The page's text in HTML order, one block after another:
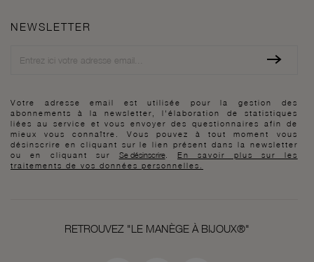
NEWSLETTER
Votre adresse email est utilisée pour la gestion des
abonnements à la newsletter, l'élaboration de statistiques
liées au service et vous envoyer des questionnaires afin de
mieux vous connaître. Vous pouvez à tout moment vous
désinscrire en cliquant sur le lien présent dans la newsletter
ou en cliquant sur Se désinscrire.En savoir plus sur les
traitements de vos données personnelles.
RETROUVEZ "LE MANÈGE À BIJOUX®"